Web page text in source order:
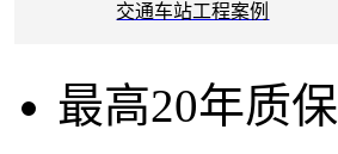
交通车站工程案例
最高20年质保